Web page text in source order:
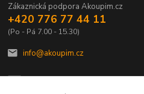
Zákaznická podpora Akoupim.cz
+420 776 77 44 11
(Po - Pá 7.00 - 15.30)
info@akoupim.cz